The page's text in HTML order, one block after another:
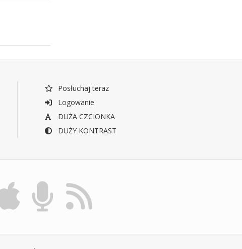
Posłuchaj teraz
Logowanie
DUŻA CZCIONKA
DUŻY KONTRAST